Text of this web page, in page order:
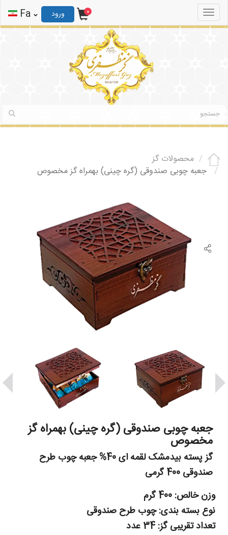
ورود ثبت نام
Toggle
navigation
0 ورود Fa
محصولات گز
جعبه چوبی صندوقی (گره چینی) بهمراه گز مخصوص
جعبه چوبی صندوقی (گره چینی) بهمراه گز
مخصوص
گز پسته بیدمشک لقمه ای 40% جعبه چوب طرح
صندوقی 400 گرمی
وزن خالص: 400 گرم
نوع بسته بندی: چوب طرح صندوقی
تعداد تقریبی گز: 34 عدد